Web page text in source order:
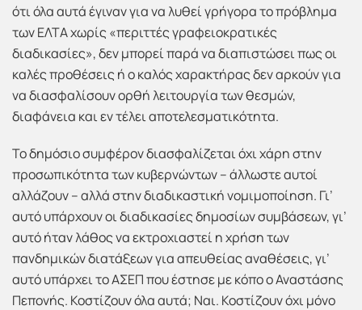
ότι όλα αυτά έγιναν για να λυθεί γρήγορα το πρόβλημα
των ΕΛΤΑ χωρίς «περιττές γραφειοκρατικές
διαδικασίες», δεν μπορεί παρά να διαπιστώσει πως οι
καλές προθέσεις ή ο καλός χαρακτήρας δεν αρκούν για
να διασφαλίσουν ορθή λειτουργία των θεσμών,
διαφάνεια και εν τέλει αποτελεσματικότητα.
Το δημόσιο συμφέρον διασφαλίζεται όχι χάρη στην
προσωπικότητα των κυβερνώντων – άλλωστε αυτοί
αλλάζουν – αλλά στην διαδικαστική νομιμοποίηση. Γι’
αυτό υπάρχουν οι διαδικασίες δημοσίων συμβάσεων, γι’
αυτό ήταν λάθος να εκτροχιαστεί η χρήση των
πανδημικών διατάξεων για απευθείας αναθέσεις, γι’
αυτό υπάρχει το ΑΣΕΠ που έστησε με κόπο ο Αναστάσης
Πεπονής. Κοστίζουν όλα αυτά; Ναι. Κοστίζουν όχι μόνο